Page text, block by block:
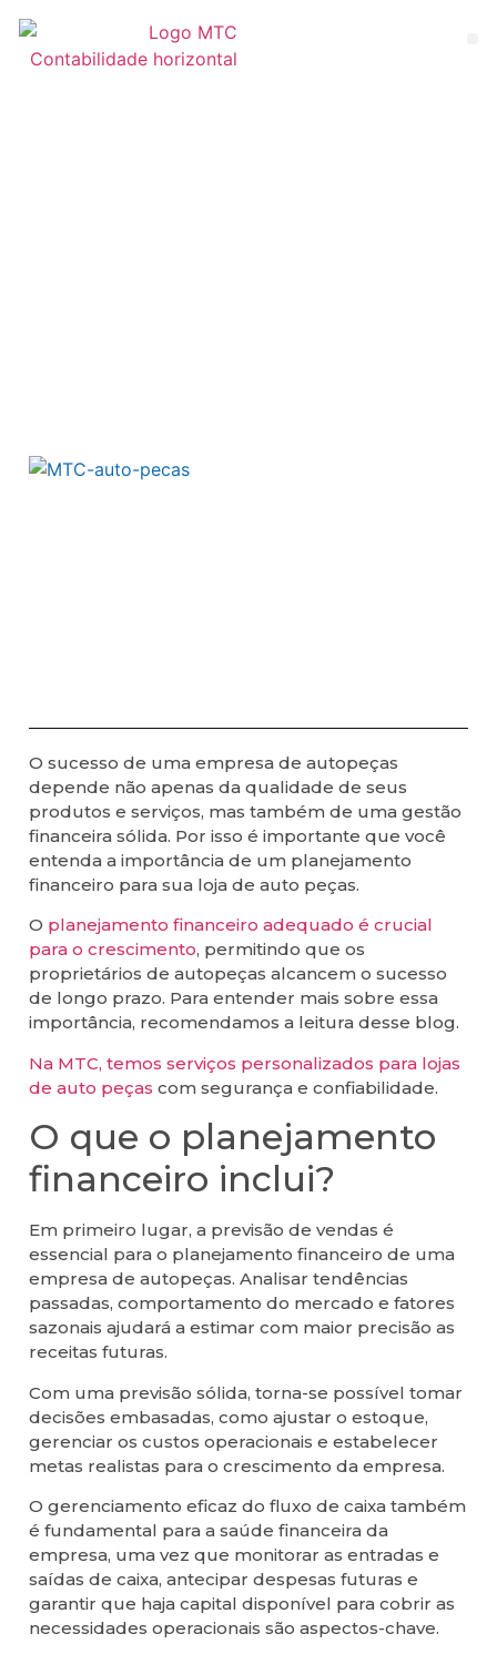
O sucesso de uma empresa de autopeças
depende não apenas da qualidade de seus
produtos e serviços, mas também de uma gestão
financeira sólida. Por isso é importante que você
entenda a importância de um planejamento
financeiro para sua loja de auto peças.
O planejamento financeiro adequado é crucial
para o crescimento, permitindo que os
proprietários de autopeças alcancem o sucesso
de longo prazo. Para entender mais sobre essa
importância, recomendamos a leitura desse blog.
Na MTC, temos serviços personalizados para lojas
de auto peças com segurança e confiabilidade.
O que o planejamento
financeiro inclui?
Em primeiro lugar, a previsão de vendas é
essencial para o planejamento financeiro de uma
empresa de autopeças. Analisar tendências
passadas, comportamento do mercado e fatores
sazonais ajudará a estimar com maior precisão as
receitas futuras.
Com uma previsão sólida, torna-se possível tomar
decisões embasadas, como ajustar o estoque,
gerenciar os custos operacionais e estabelecer
metas realistas para o crescimento da empresa.
O gerenciamento eficaz do fluxo de caixa também
é fundamental para a saúde financeira da
empresa, uma vez que monitorar as entradas e
saídas de caixa, antecipar despesas futuras e
garantir que haja capital disponível para cobrir as
necessidades operacionais são aspectos-chave.